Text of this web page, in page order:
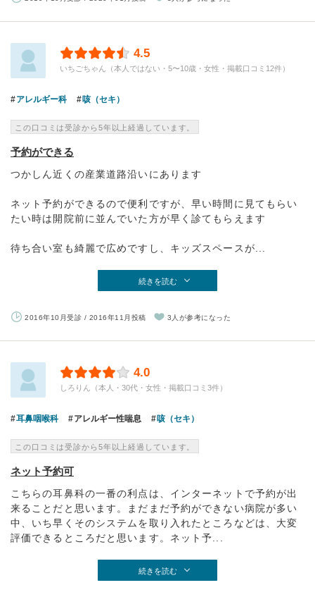
4.5
いちごちゃん（本人ではない・5〜10歳・女性・掲載口コミ12件）
アレルギー科 咳（セキ）
この口コミは受診から5年以上経過しています。
予約ができる
つかしん近くの産業道路沿いにあります
ネット予約ができるので便利ですが、早い時間に見てもらい
たい時は開院前に並んでいた方が早く診てもらえます
待ち合い室も綺麗で広めですし、キッズスペースが...
続きを読む
2016年10月受診 / 2016年11月投稿 3人が参考になった
4.0
しろりん（本人・30代・女性・掲載口コミ3件）
耳鼻咽喉科 アレルギー性喘息 咳（セキ）
この口コミは受診から5年以上経過しています。
ネット予約可
こちらの耳鼻科の一番の利点は、インターネットで予約が出
来ることだと思います。まだまだ予約ができない病院が多い
中、いち早くそのシステムを取り入れたところなどは、大変
評価できるところだと思います。ネット予...
続きを読む